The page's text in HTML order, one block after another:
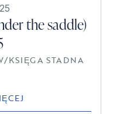
the saddle)
/KSIĘGA STADNA